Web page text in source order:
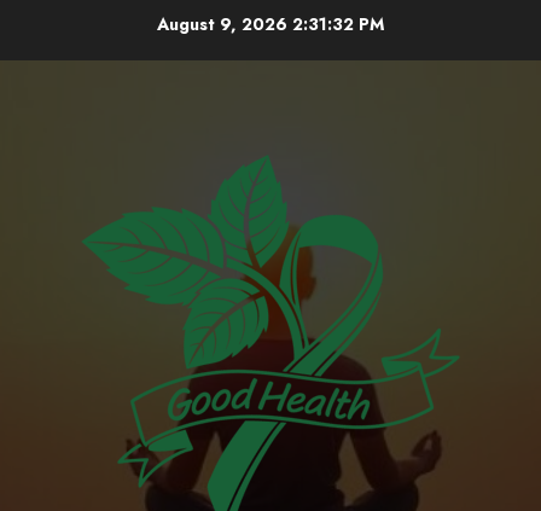
August 9, 2026 2:31:33 PM